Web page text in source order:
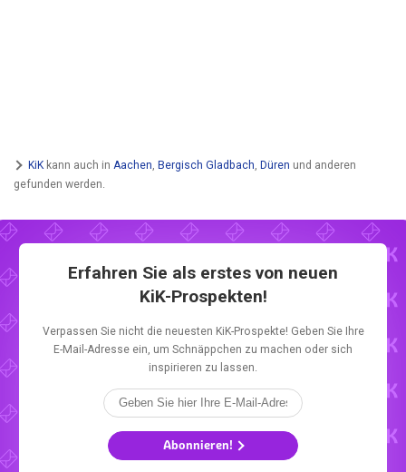
KiK kann auch in Aachen Bergisch Gladbach Düren und anderen
gefunden werden.
Erfahren Sie als erstes von neuen
KiK-Prospekten!
Verpassen Sie nicht die neuesten KiK-Prospekte! Geben Sie Ihre
E-Mail-Adresse ein, um Schnäppchen zu machen oder sich
inspirieren zu lassen.
Abonnieren!